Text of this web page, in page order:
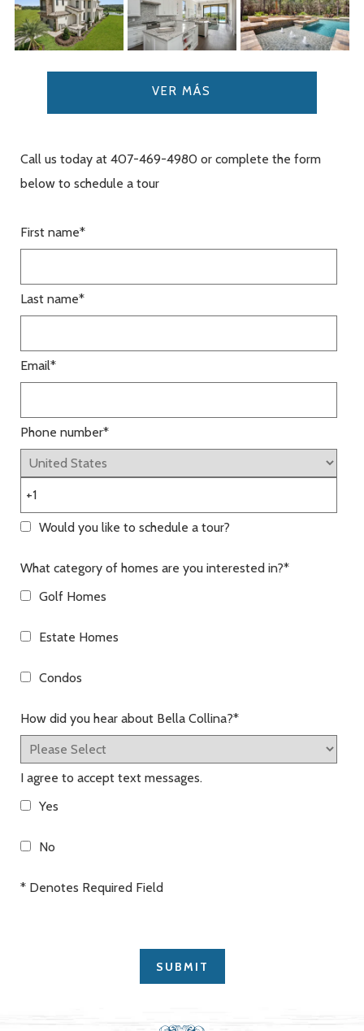
VER MÁS
Call us today at 407-469-4980 or complete the form
below to schedule a tour
First name*
Last name*
Email*
Phone number*
Would you like to schedule a tour?
What category of homes are you interested in?*
Golf Homes
Estate Homes
Condos
How did you hear about Bella Collina?*
I agree to accept text messages.
Yes
No
* Denotes Required Field